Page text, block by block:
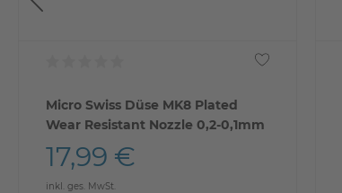
Micro Swiss Düse MK8 Plated
Wear Resistant Nozzle 0,2-0,1mm
17,99 €
inkl. ges. MwSt.